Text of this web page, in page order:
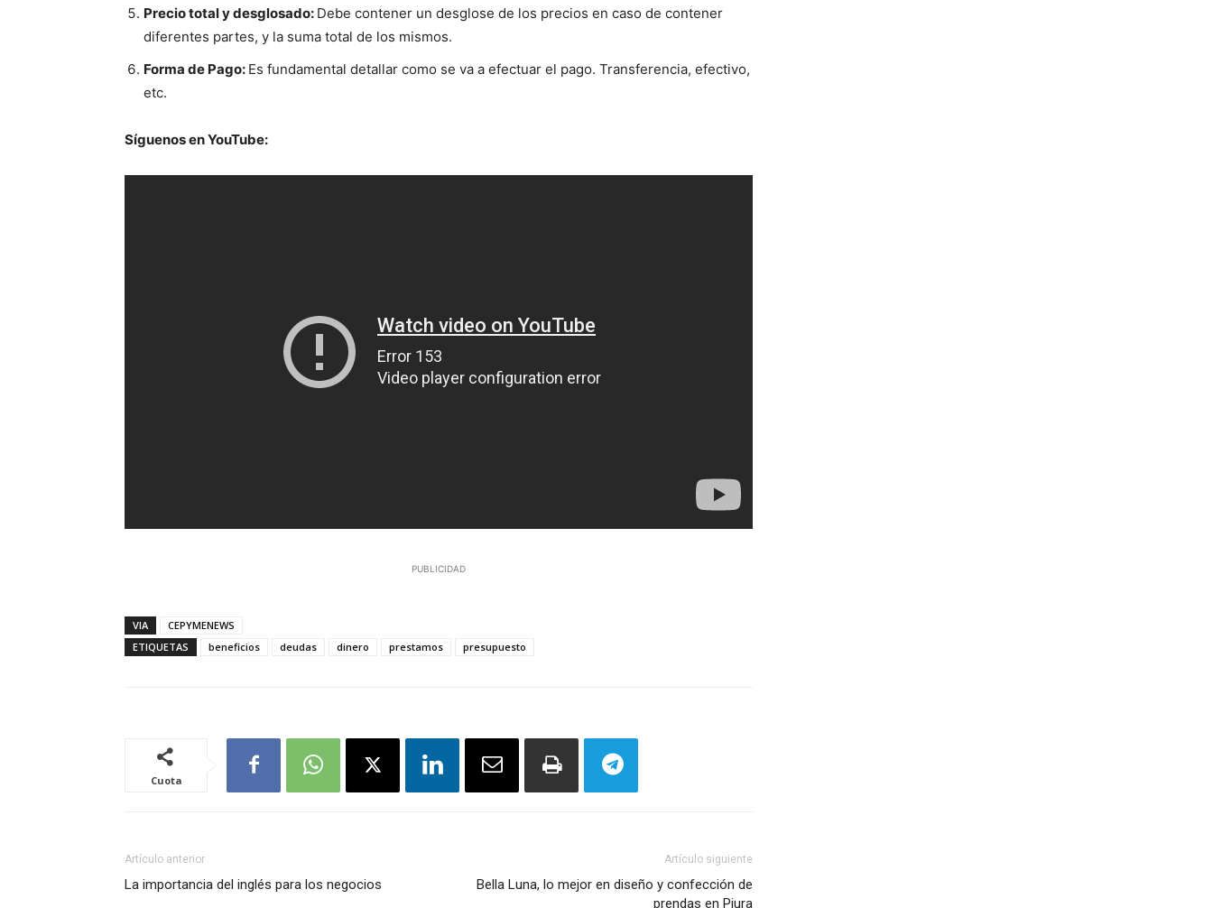
Precio total y desglosado: Debe contener un desglose de los precios en caso de contener
diferentes partes, y la suma total de los mismos.
Forma de Pago: Es fundamental detallar como se va a efectuar el pago. Transferencia, efectivo,
etc.
Síguenos en YouTube:
PUBLICIDAD
VIA
CEPYMENEWS
ETIQUETAS
beneficios deudas dinero prestamos presupuesto
Cuota
Artículo anterior
La importancia del inglés para los negocios
Artículo siguiente
Bella Luna, lo mejor en diseño y confección de
prendas en Piura